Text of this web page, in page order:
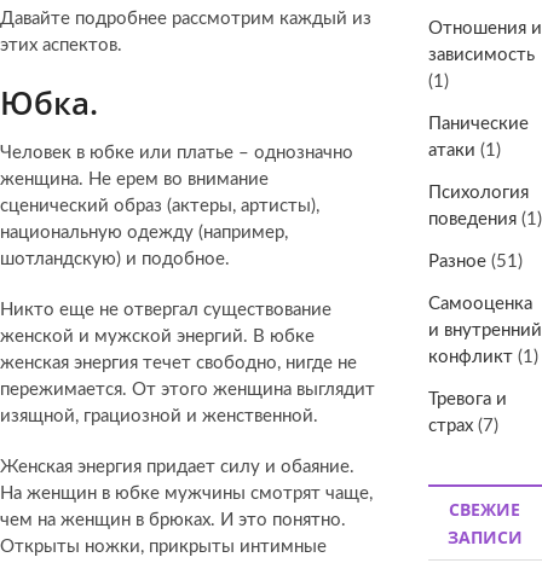
Давайте подробнее рассмотрим каждый из
этих аспектов.
Юбка.
Человек в юбке или платье – однозначно
женщина. Не ерем во внимание
сценический образ (актеры, артисты),
национальную одежду (например,
шотландскую) и подобное.
Никто еще не отвергал существование
женской и мужской энергий. В юбке
женская энергия течет свободно, нигде не
пережимается. От этого женщина выглядит
изящной, грациозной и женственной.
Женская энергия придает силу и обаяние.
На женщин в юбке мужчины смотрят чаще,
чем на женщин в брюках. И это понятно.
Открыты ножки, прикрыты интимные
Отношения и
зависимость
(1)
Панические
атаки (1)
Психология
поведения(1)
Разное(51)
Самооценка
и внутренний
конфликт(1)
Тревога и
страх(7)
СВЕЖИЕ
ЗАПИСИ